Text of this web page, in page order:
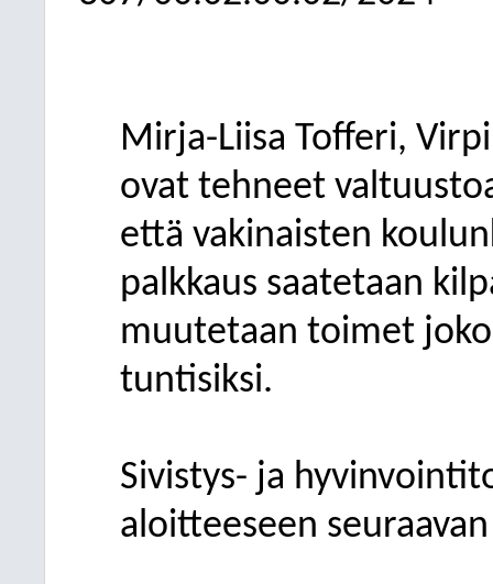
Mirja-Liisa Tofferi,
ovat tehneet
että vakinaisten
palkkaus saatetaan
muutetaan toimet
tuntisiksi.
Sivistys- ja
aloitteeseen